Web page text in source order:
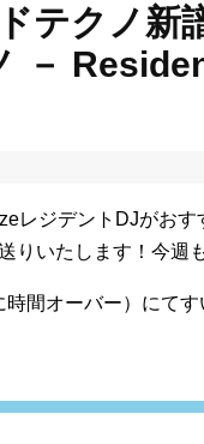
テクノ新
－
レジデントDJがお
りいたします！今週
間オーバー）にてす